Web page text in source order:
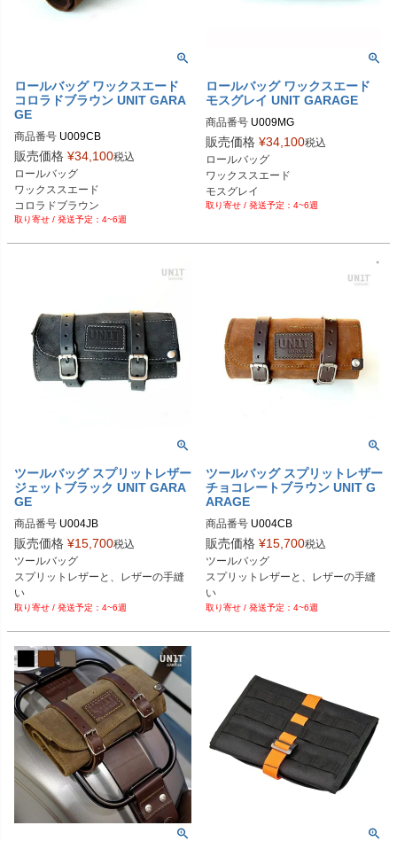
ロールバッグ ワックスエード
コロラドブラウン UNIT GARA
GE
商品番号 U009CB
販売価格 ¥34,100税込
ロールバッグ
ワックススエード
コロラドブラウン
4~6週
ロールバッグ ワックスエード
モスグレイ UNIT GARAGE
商品番号 U009MG
販売価格 ¥34,100税込
ロールバッグ
ワックススエード
4~6週
ツールバッグ スプリットレザー
ジェットブラック UNIT GARA
GE
商品番号 U004JB
販売価格 ¥15,700税込
ツールバッグ
スプリットレザーと、レザーの手縫
い
4~6週
ツールバッグ スプリットレザー
チョコレートブラウン UNIT G
ARAGE
商品番号
販売価格 ¥15,700税込
ツールバッグ
スプリットレザーと、レザーの手縫
い
4~6週